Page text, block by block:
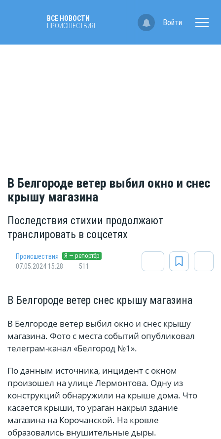
ВСЕ НОВОСТИ
ПРОИСШЕСТВИЯ
Войти
В Белгороде ветер выбил окно и снес
крышу магазина
Последствия стихии продолжают
транслировать в соцсетях
Происшествия Я — репортёр
07.05.2024 15:28 511
В Белгороде ветер снес крышу магазина
В Белгороде ветер выбил окно и снес крышу
магазина. Фото с места событий опубликовал
телеграм-канал «Белгород №1».
По данным источника, инцидент с окном
произошел на улице Лермонтова. Одну из
конструкций обнаружили на крыше дома. Что
касается крыши, то ураган накрыл здание
магазина на Корочанской. На кровле
образовались внушительные дыры.